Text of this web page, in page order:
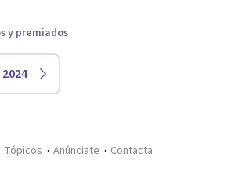
y premiados
Tópicos Anúnciate Contacta